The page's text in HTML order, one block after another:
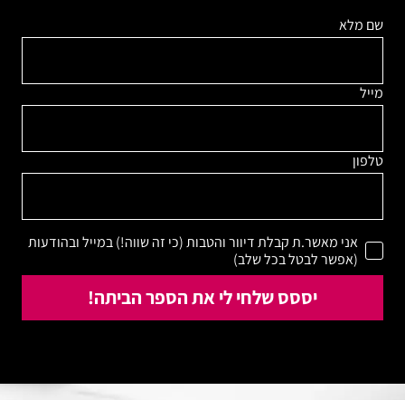
שם מלא
מייל
טלפון
אני מאשר.ת קבלת דיוור והטבות (כי זה שווה!) במייל ובהודעות
(אפשר לבטל בכל שלב)
יססס שלחי לי את הספר הביתה!